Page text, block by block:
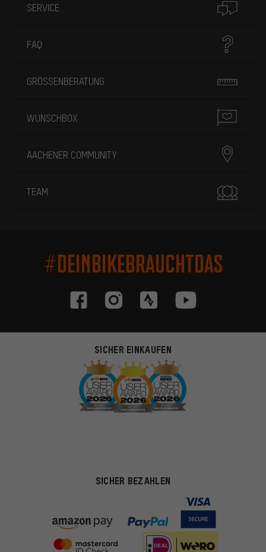
SERVICE
FAQ
GRÖSSENBERATUNG
WUNSCHBOX
AACHENER COMMUNITY
TEAM
#DEINBIKEBRAUCHTDAS
SICHER EINKAUFEN
SICHER BEZAHLEN